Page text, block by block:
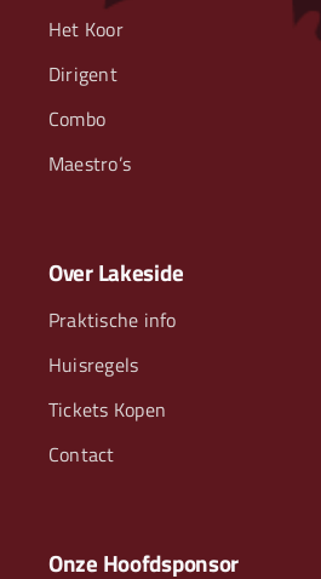
Het Koor
Dirigent
Combo
Maestro’s
Over Lakeside
Praktische info
Huisregels
Tickets Kopen
Contact
Onze Hoofdsponsor